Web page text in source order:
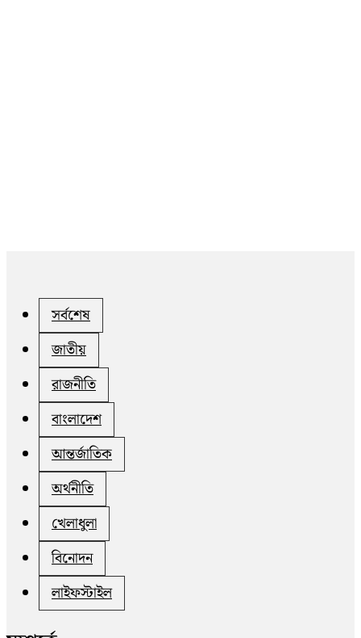
সর্বশেষ
জাতীয়
রাজনীতি
বাংলাদেশ
আন্তর্জাতিক
অর্থনীতি
খেলাধুলা
বিনোদন
লাইফস্টাইল